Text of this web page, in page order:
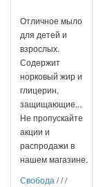
Отличное мыло
для детей и
взрослых.
Содержит
норковый жир и
глицерин,
защищающие...
Не пропускайте
акции и
распродажи в
нашем магазине.
Свобода ///